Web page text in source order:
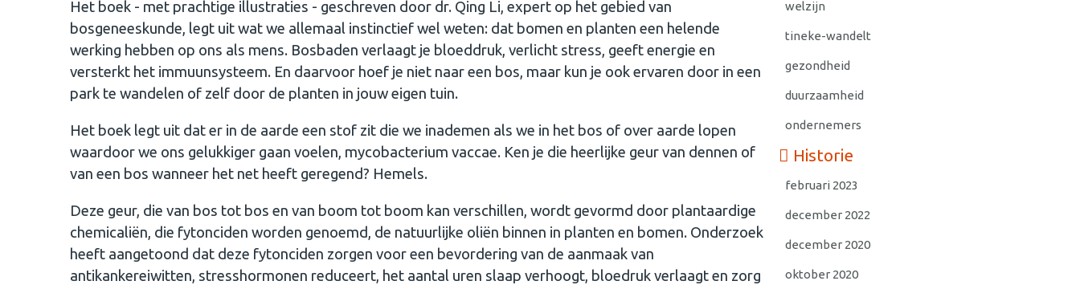
Het boek - met prachtige illustraties - geschreven door dr. Qing Li, expert op het gebied van
bosgeneeskunde, legt uit wat we allemaal instinctief wel weten: dat bomen en planten een helende
werking hebben op ons als mens. Bosbaden verlaagt je bloeddruk, verlicht stress, geeft energie en
versterkt het immuunsysteem. En daarvoor hoef je niet naar een bos, maar kun je ook ervaren door in een
park te wandelen of zelf door de planten in jouw eigen tuin.
Het boek legt uit dat er in de aarde een stof zit die we inademen als we in het bos of over aarde lopen
waardoor we ons gelukkiger gaan voelen, mycobacterium vaccae. Ken je die heerlijke geur van dennen of
van een bos wanneer het net heeft geregend? Hemels.
Deze geur, die van bos tot bos en van boom tot boom kan verschillen, wordt gevormd door plantaardige
chemicaliën, die fytonciden worden genoemd, de natuurlijke oliën binnen in planten en bomen. Onderzoek
heeft aangetoond dat deze fytonciden zorgen voor een bevordering van de aanmaak van
antikankereiwitten, stresshormonen reduceert, het aantal uren slaap verhoogt, bloedruk verlaagt en zorg
welzijn
tineke-wandelt
gezondheid
duurzaamheid
ondernemers
Historie
februari 2023
december 2022
december 2020
oktober 2020